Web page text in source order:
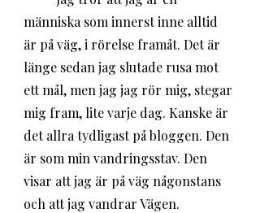
människa som innerst inne alltid
är på väg, i rörelse framåt. Det är
länge sedan jag slutade rusa mot
ett mål, men jag jag rör mig, stegar
mig fram, lite varje dag. Kanske är
det allra tydligast på bloggen. Den
är som min vandringsstav. Den
visar att jag är på väg någonstans
och att jag vandrar Vägen.